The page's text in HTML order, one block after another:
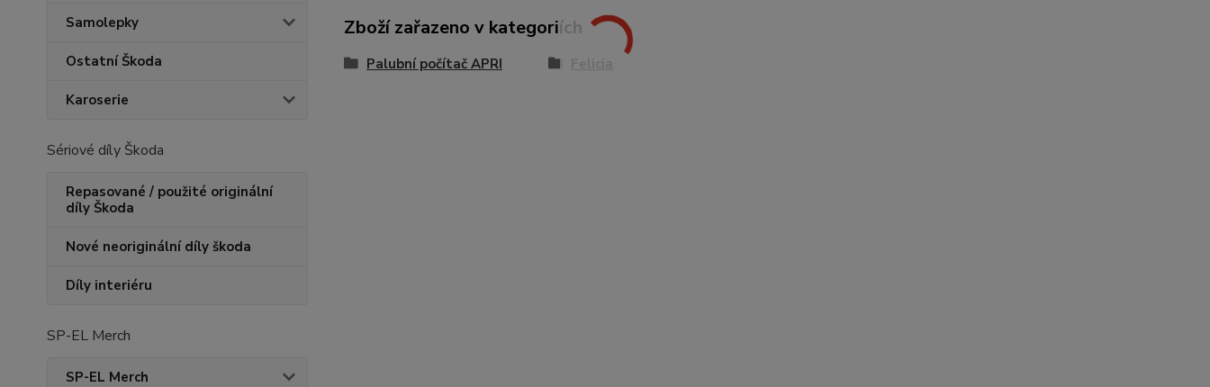
Samolepky
Ostatní Škoda
Karoserie
Sériové díly Škoda
Repasované / použité originální
díly Škoda
Nové neoriginální díly škoda
Díly interiéru
SP-EL Merch
SP-EL Merch
Zboží zařazeno v kategoriích
Palubní počítač APRI